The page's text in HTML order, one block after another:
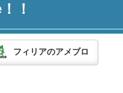
！
フィリアのアメブロ